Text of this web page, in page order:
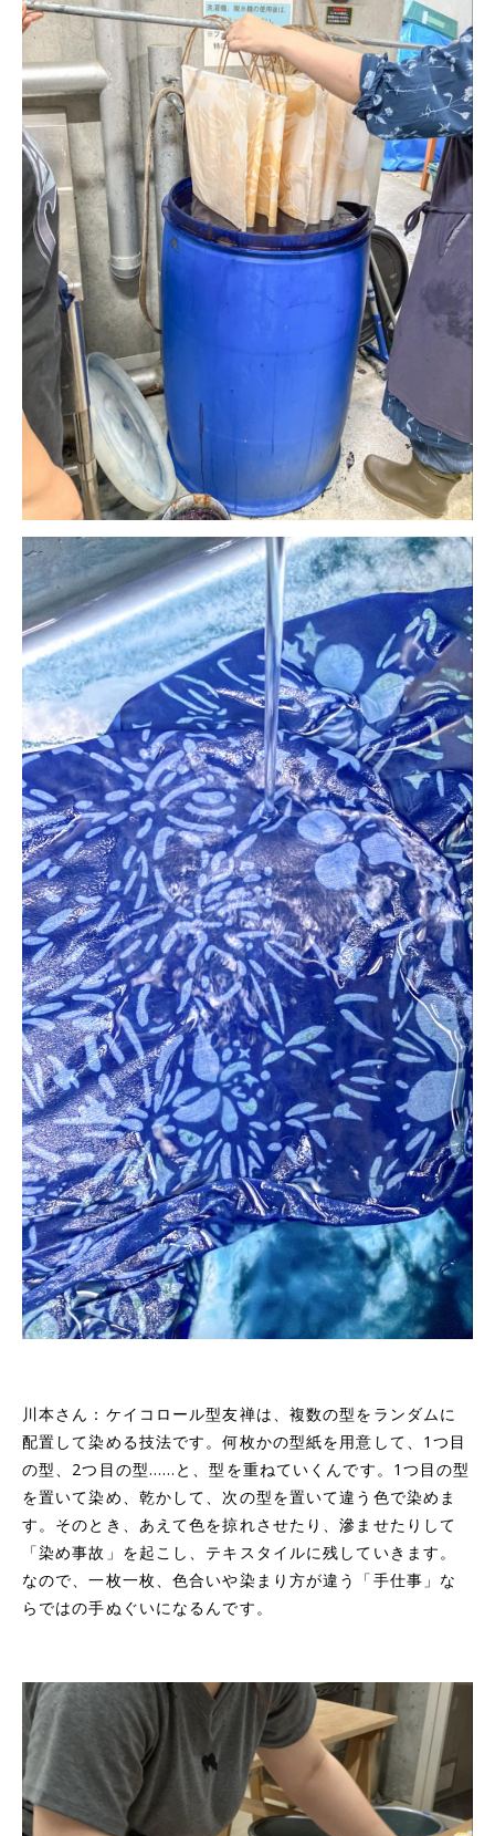
川本さん：ケイコロール型友禅は、複数の型をランダムに
配置して染める技法です。何枚かの型紙を用意して、1つ目
の型、2つ目の型……と、型を重ねていくんです。1つ目の型
を置いて染め、乾かして、次の型を置いて違う色で染めま
す。そのとき、あえて色を掠れさせたり、滲ませたりして
「染め事故」を起こし、テキスタイルに残していきます。
なので、一枚一枚、色合いや染まり方が違う「手仕事」な
らではの手ぬぐいになるんです。